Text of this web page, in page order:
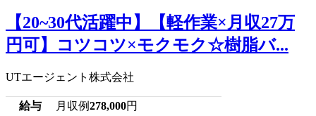
【20~30代活躍中】【軽作業×月収27万
円可】コツコツ×モクモク☆樹脂バ...
UTエージェント株式会社
給与 月収例278,000円